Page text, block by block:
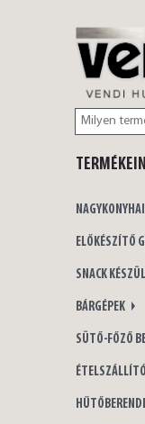
ELŐKÉSZÍTŐ
SNACK
BÁRGÉPEK
SÜTŐ-FŐZŐ